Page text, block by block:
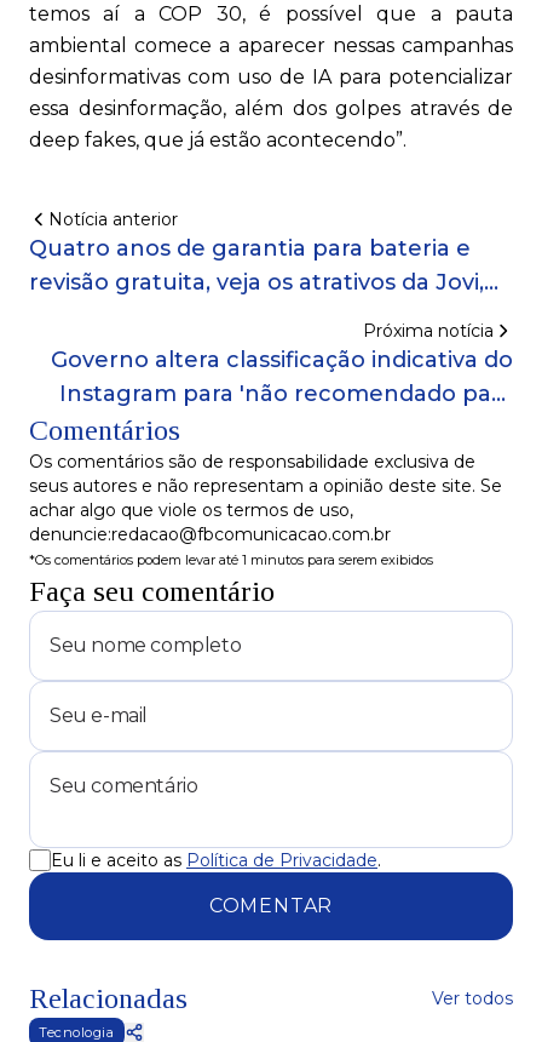
temos aí a COP 30, é possível que a pauta
ambiental comece a aparecer nessas campanhas
desinformativas com uso de IA para potencializar
essa desinformação, além dos golpes através de
deep fakes, que já estão acontecendo”.
Notícia anterior
Quatro anos de garantia para bateria e
revisão gratuita, veja os atrativos da Jovi,
Próxima notícia
Governo altera classificação indicativa do
Instagram para 'não recomendado para
Comentários
Os comentários são de responsabilidade exclusiva de
seus autores e não representam a opinião deste site. Se
achar algo que viole os termos de uso,
denuncie:redacao@fbcomunicacao.com.br
*Os comentários podem levar até 1 minutos para serem exibidos
Faça seu comentário
Eu li e aceito as Política de Privacidade.
COMENTAR
Relacionadas Ver todos
Tecnologia